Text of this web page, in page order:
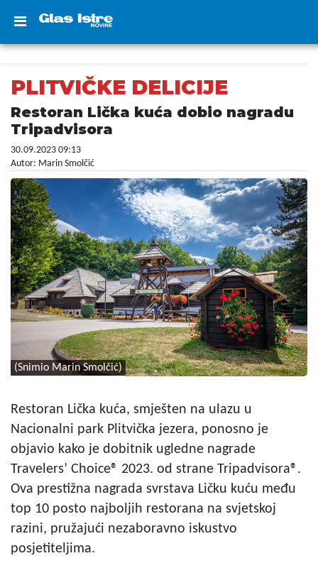
PLITVIČKE DELICIJE
Restoran Lička kuća dobio nagradu
Tripadvisora
30.09.2023 09:13
Autor: Marin Smolčić
(Snimio Marin Smolčić)
Restoran Lička kuća, smješten na ulazu u
Nacionalni park Plitvička jezera, ponosno je
objavio kako je dobitnik ugledne nagrade
Travelers’ Choice® 2023. od strane Tripadvisora®.
Ova prestižna nagrada svrstava Ličku kuću među
top 10 posto najboljih restorana na svjetskoj
razini, pružajući nezaboravno iskustvo
posjetiteljima.